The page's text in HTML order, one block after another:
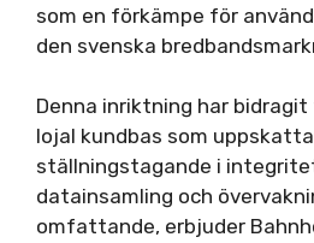
som en förkämpe för
den svenska
Denna inriktning har
lojal kundbas som
ställningstagande i
datainsamling och
omfattande, erbjuder